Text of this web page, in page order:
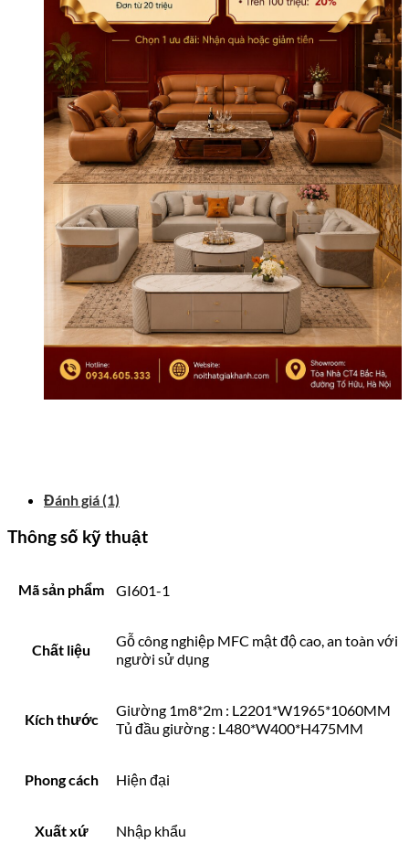
Đánh giá (1)
Thông số kỹ thuật
Mã sản phẩm GI601-1
Chất liệu
Gỗ công nghiệp MFC mật độ cao, an toàn với
người sử dụng
Kích thước
Giường 1m8*2m : L2201*W1965*1060MM
Tủ đầu giường : L480*W400*H475MM
Phong cách Hiện đại
Xuất xứ Nhập khẩu